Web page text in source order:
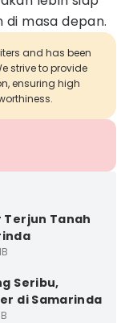
masa depan.
and has been
strive to provide
ensuring high
Terjun Tanah
Seribu,
di Samarinda